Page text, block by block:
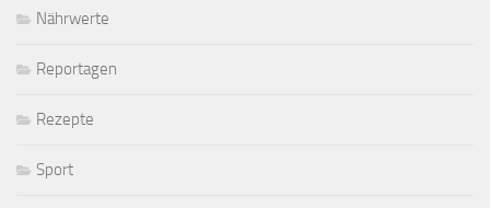
Nährwerte
Reportagen
Rezepte
Sport